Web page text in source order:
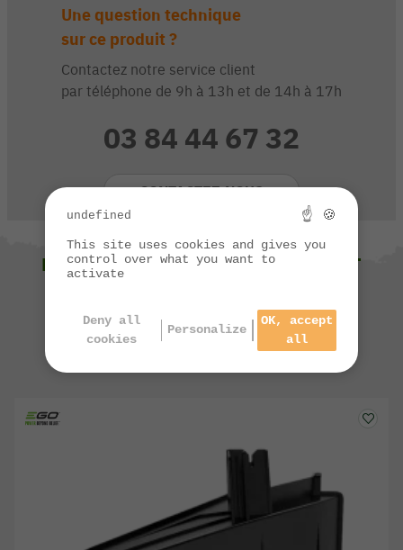
Une question technique
sur ce produit ?
Contactez notre service client
par téléphone de 9h à 13h et de 14h à 17h
03 84 44 67 32
CONTACTEZ-NOUS
NOUS VOUS SUGGÉRONS ÉGALEMENT
undefined ☝ 🍪
This site uses cookies and gives you
control over what you want to
activate
Deny all
cookies
Personalize
OK, accept
all